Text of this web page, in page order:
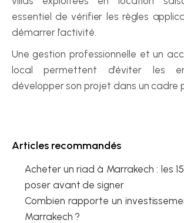
essentiel de vérifier les règles
démarrer l’activité.
Une gestion professionnelle et un
local permettent d’éviter les
développer son projet dans un cadre
Articles recommandés
Acheter un riad à Marrakech : les
poser avant de signer
Combien rapporte un
Marrakech ?